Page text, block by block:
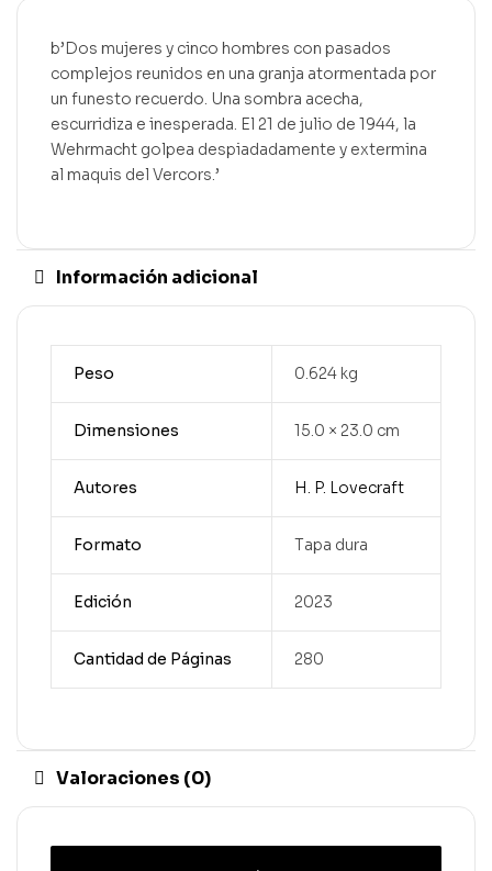
b’Dos mujeres y cinco hombres con pasados
complejos reunidos en una granja atormentada por
un funesto recuerdo. Una sombra acecha,
escurridiza e inesperada. El 21 de julio de 1944, la
Wehrmacht golpea despiadadamente y extermina
al maquis del Vercors.’
Información adicional
Peso 0.624 kg
Dimensiones 15.0 × 23.0 cm
Autores H. P. Lovecraft
Formato Tapa dura
Edición 2023
Cantidad de Páginas 280
Valoraciones (0)